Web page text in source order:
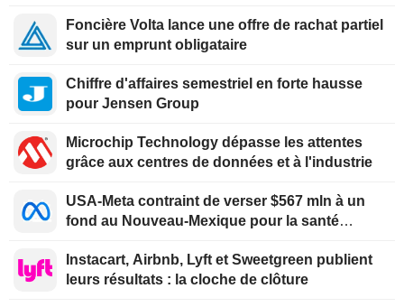
Foncière Volta lance une offre de rachat partiel
sur un emprunt obligataire
Chiffre d'affaires semestriel en forte hausse
pour Jensen Group
Microchip Technology dépasse les attentes
grâce aux centres de données et à l'industrie
USA-Meta contraint de verser $567 mln à un
fond au Nouveau-Mexique pour la santé
Instacart, Airbnb, Lyft et Sweetgreen publient
leurs résultats : la cloche de clôture